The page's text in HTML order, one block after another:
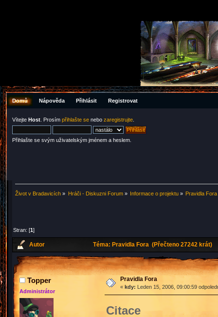
Domů Nápověda Přihlásit Registrovat
Vítejte Host . Prosím přihlašte se nebo zaregistrujte
Přihlašte se svým uživatelským jménem a heslem.
Život v Bradavicích » Hráči - Diskuzni Forum» Informace o projektu» Pravidla Fora
Stran: [1]
Autor Téma: Pravidla Fora (Přečteno 27242 krát)
Topper
Administrátor
Pravidla Fora
« kdy: Leden 15, 2006, 09:00:59
Citace